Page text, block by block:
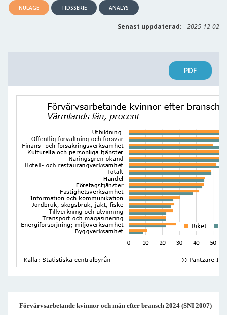
NULÄGE TIDSSERIE ANALYS
Senast uppdaterad: 2025-12-02
PDF
Förvärvsarbetande kvinnor och män efter bransch 2024 (SNI 2007)